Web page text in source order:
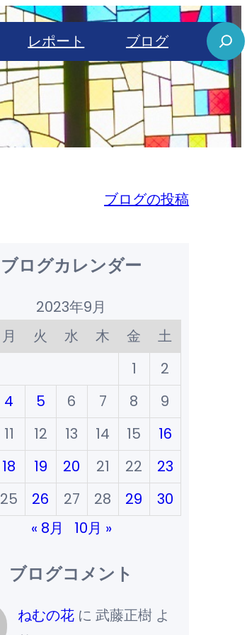
レポート ブログ
S
e
a
r
c
ブログの投稿
ブログカレンダー
2023年9月
月 火 水 木 金
土
1
2
4 5 6 7 8
9
11 12 13 14 15
16
18 19 20 21 22
23
25 26 27 28 29
30
« 8月
10月 »
ブログコメント
ねむの花に 武藤正樹 よ